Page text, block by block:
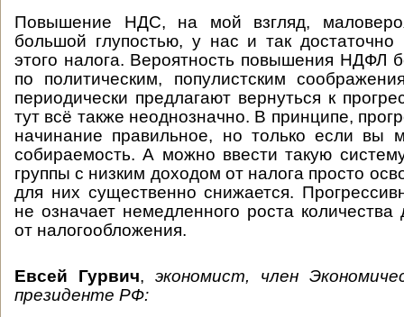
Повышение НДС, на мой взгляд,
большой глупостью, у нас и так достаточно
этого налога. Вероятность повышения НДФЛ
по политическим, популистским
периодически предлагают вернуться к
тут всё также неоднозначно. В принципе,
начинание правильное, но только если вы
собираемость. А можно ввести такую
группы с низким доходом от налога просто
для них существенно снижается.
не означает немедленного роста количества
от налогообложения.
Евсей Гурвич, экономист, член
президенте РФ: